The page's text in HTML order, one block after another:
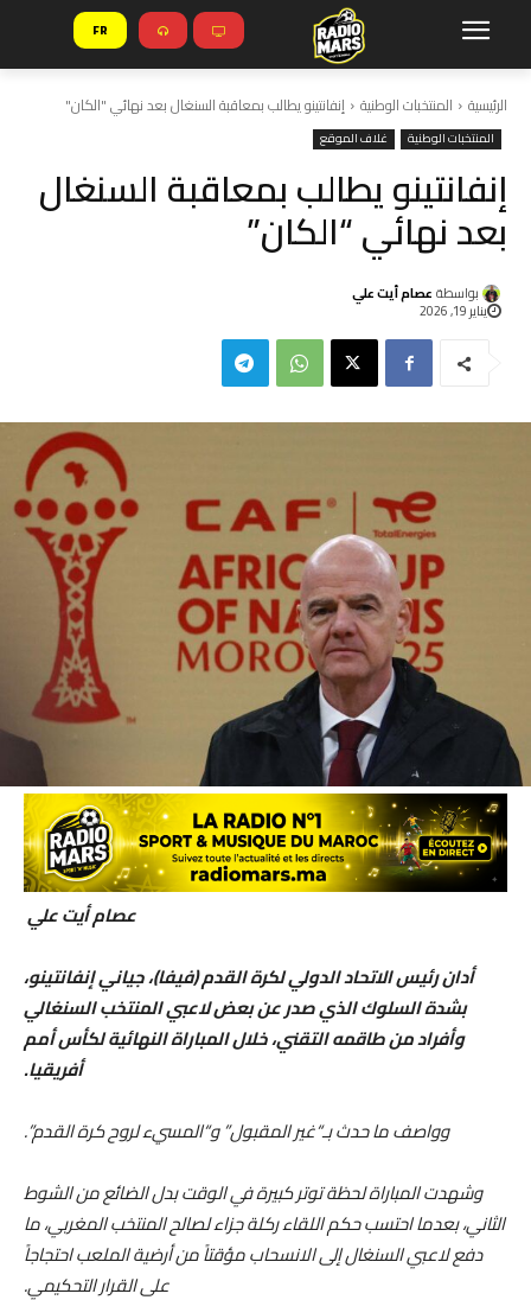
FR
الرئيسية المنتخبات الوطنية إنفانتينو يطالب بمعاقبة السنغال بعد نهائي "الكان"
المنتخبات الوطنية غلاف الموقع
إنفانتينو يطالب بمعاقبة السنغال
بعد نهائي “الكان”
بواسطة عصام أيت علي
يناير 19, 2026
عصام أيت علي
أدان رئيس الاتحاد الدولي لكرة القدم (فيفا)، جياني إنفانتينو،
بشدة السلوك الذي صدر عن بعض لاعبي المنتخب السنغالي
وأفراد من طاقمه التقني، خلال المباراة النهائية لكأس أمم
أفريقيا.
وواصف ما حدث بـ“غير المقبول” و“المسيء لروح كرة القدم”.
وشهدت المباراة لحظة توتر كبيرة في الوقت بدل الضائع من الشوط
الثاني، بعدما احتسب حكم اللقاء ركلة جزاء لصالح المنتخب المغربي، ما
دفع لاعبي السنغال إلى الانسحاب مؤقتاً من أرضية الملعب احتجاجاً
على القرار التحكيمي.